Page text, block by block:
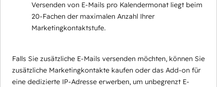
Versenden von E-Mails pro Kalendermonat liegt beim
20-Fachen der maximalen Anzahl Ihrer
Marketingkontaktstufe.
Falls Sie zusätzliche E-Mails versenden möchten, können Sie
zusätzliche Marketingkontakte kaufen oder das Add-on für
eine dedizierte IP-Adresse erwerben, um unbegrenzt E-